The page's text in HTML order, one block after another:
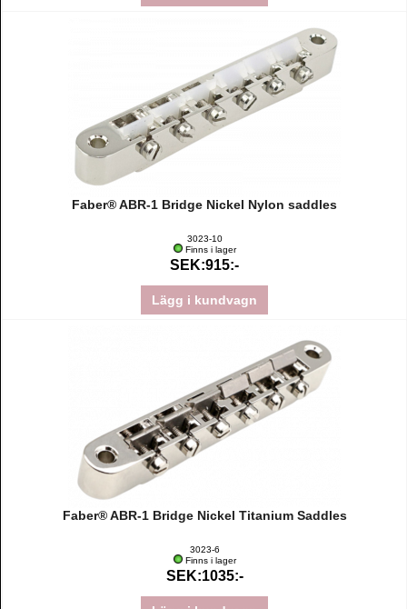
Faber® ABR-1 Bridge Nickel Nylon saddles
3023-10
Finns i lager
SEK:915:-
Lägg i kundvagn
Faber® ABR-1 Bridge Nickel Titanium Saddles
3023-6
Finns i lager
SEK:1035:-